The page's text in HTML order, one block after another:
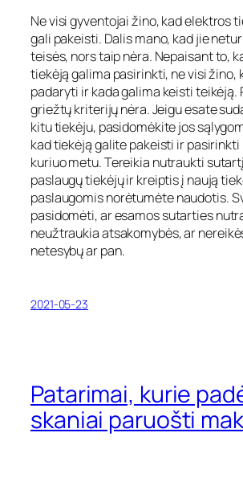
Ne visi gyventojai žino, kad elektros
gali pakeisti. Dalis mano, kad jie
teisės, nors taip nėra. Nepaisant to,
tiekėją galima pasirinkti, ne visi žino,
padaryti ir kada galima keisti teikėją.
griežtų kriterijų nėra. Jeigu esate
kitu tiekėju, pasidomėkite jos
kad tiekėją galite pakeisti ir pasirinkti
kuriuo metu. Tereikia nutraukti
paslaugų tiekėjų ir kreiptis į naują
paslaugomis norėtumėte naudotis.
pasidomėti, ar esamos sutarties
neužtraukia atsakomybės, ar
netesybų ar pan.
2021-05-23
Patarimai, kurie
skaniai paruošti